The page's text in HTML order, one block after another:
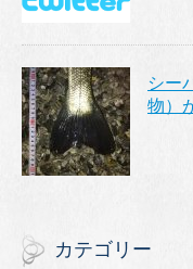
シー
物）
カテゴリー